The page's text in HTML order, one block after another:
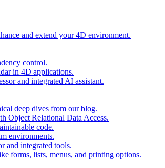
and extend your 4D environment.
control.
in 4D applications.
and integrated AI assistant.
deep dives from our blog.
Object Relational Data Access.
code.
environments.
and integrated tools.
forms, lists, menus, and printing options.